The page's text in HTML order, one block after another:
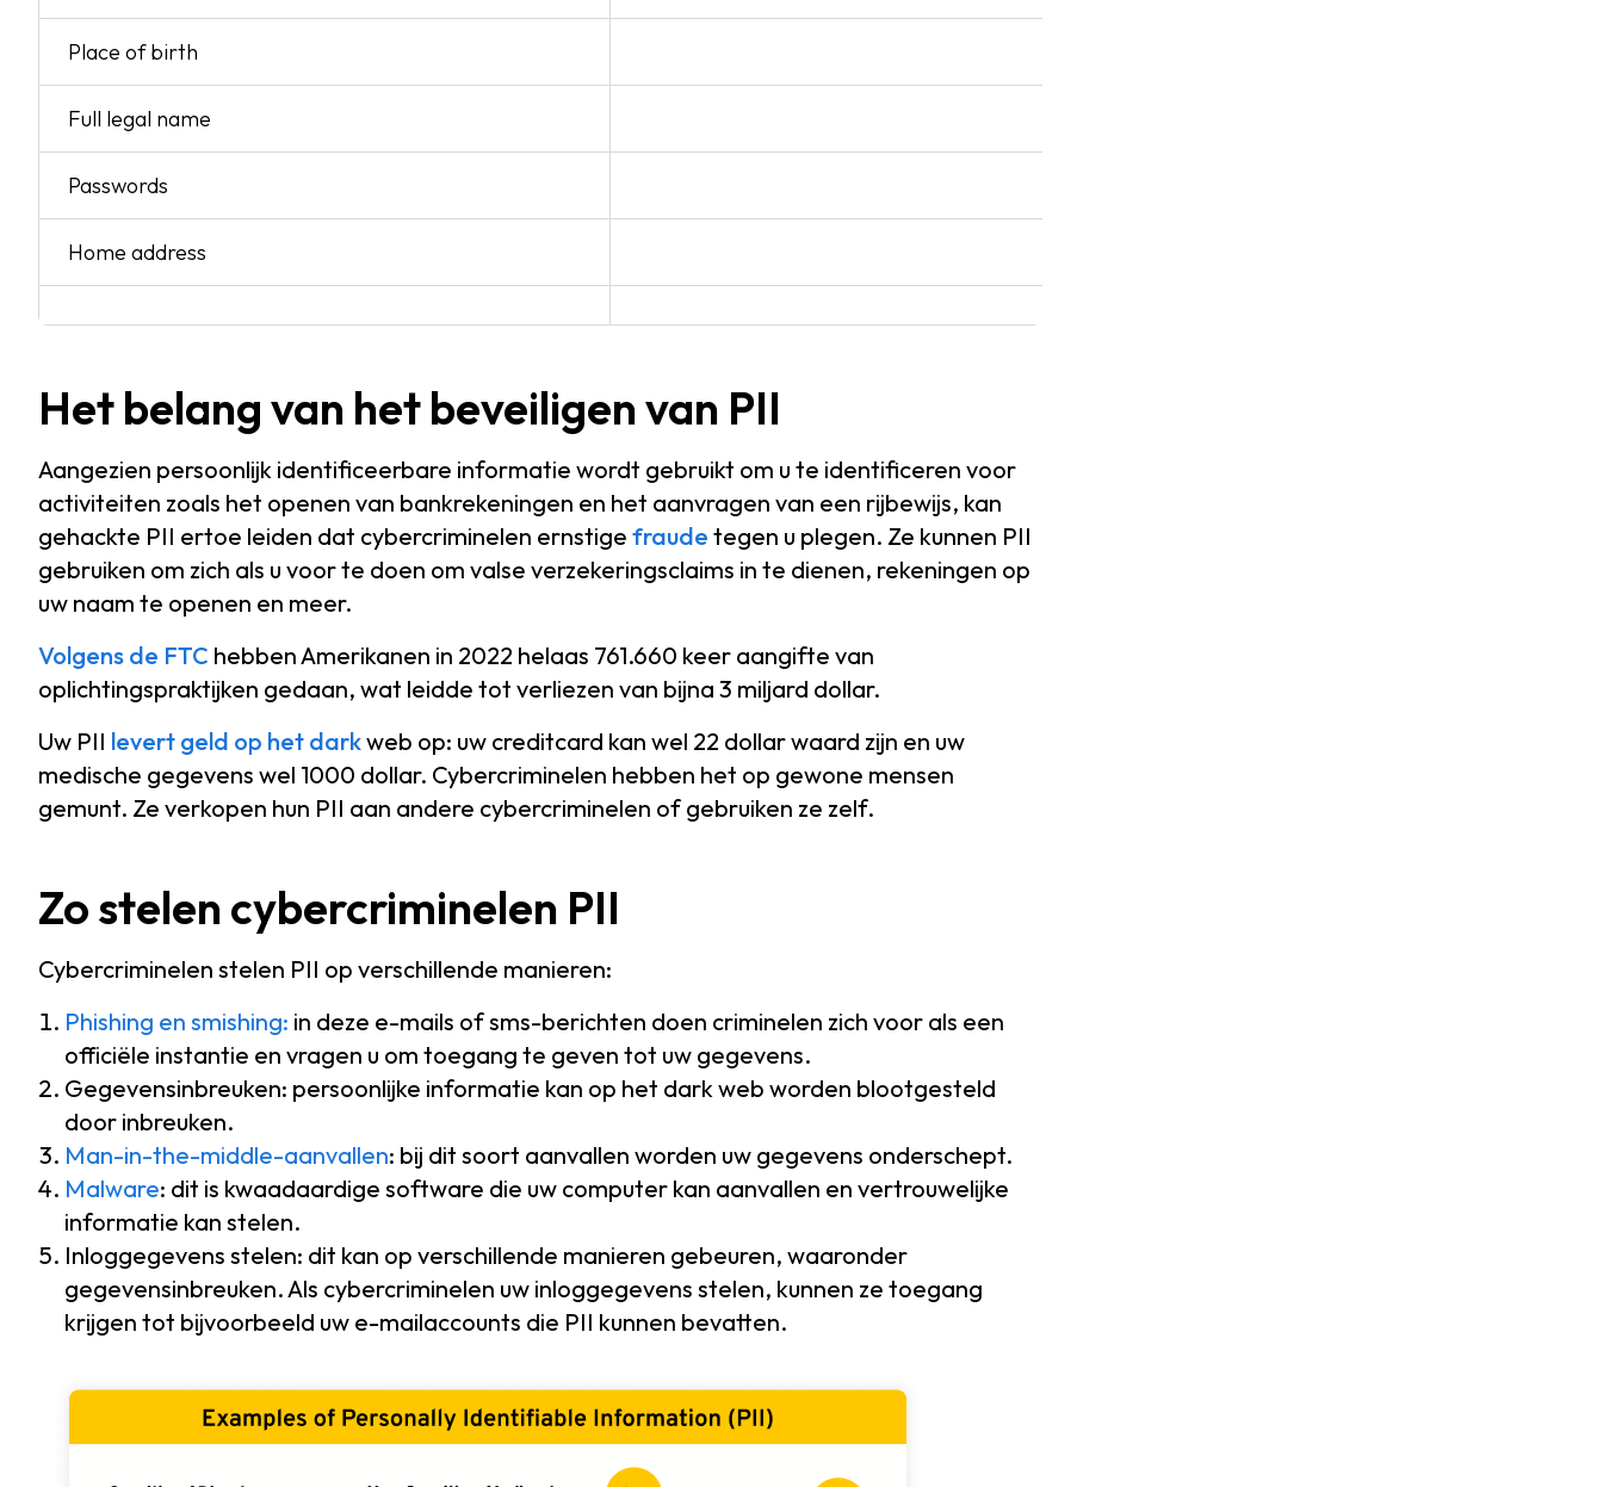
Place of birth
Full legal name
Passwords
Home address
Het belang van het beveiligen van PII
Aangezien persoonlijk identificeerbare informatie wordt gebruikt om u te identificeren voor
activiteiten zoals het openen van bankrekeningen en het aanvragen van een rijbewijs, kan
gehackte PII ertoe leiden dat cybercriminelen ernstige fraude tegen u plegen. Ze kunnen PII
gebruiken om zich als u voor te doen om valse verzekeringsclaims in te dienen, rekeningen op
uw naam te openen en meer.
Volgens de FTC hebben Amerikanen in 2022 helaas 761.660 keer aangifte van
oplichtingspraktijken gedaan, wat leidde tot verliezen van bijna 3 miljard dollar.
Uw PII levert geld op het darkweb op: uw creditcard kan wel 22 dollar waard zijn en uw
medische gegevens wel 1000 dollar. Cybercriminelen hebben het op gewone mensen
gemunt. Ze verkopen hun PII aan andere cybercriminelen of gebruiken ze zelf.
Zo stelen cybercriminelen PII
Cybercriminelen stelen PII op verschillende manieren:
Phishing en smishing: in deze e-mails of sms-berichten doen criminelen zich voor als een
officiële instantie en vragen u om toegang te geven tot uw gegevens.
Gegevensinbreuken: persoonlijke informatie kan op het dark web worden blootgesteld
door inbreuken.
Man-in-the-middle-aanvallen: bij dit soort aanvallen worden uw gegevens onderschept.
Malware: dit is kwaadaardige software die uw computer kan aanvallen en vertrouwelijke
informatie kan stelen.
Inloggegevens stelen: dit kan op verschillende manieren gebeuren, waaronder
gegevensinbreuken. Als cybercriminelen uw inloggegevens stelen, kunnen ze toegang
krijgen tot bijvoorbeeld uw e-mailaccounts die PII kunnen bevatten.